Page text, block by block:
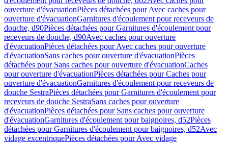
ouverture d'évacuationPièces détachées pour Avec caches pour
ouverture d'évacuationGarnitures d'écoulement pour receveurs de
douche, d90Pièces détachées pour Garnitures d'écoulement pour
receveurs de douche, d90Avec caches pour ouverture
d'évacuationPièces détachées pour Avec caches pour ouverture
d'évacuationSans caches pour ouverture d'évacuationPièces
détachées pour Sans caches pour ouverture d'évacuationCaches
pour ouverture d'évacuationPièces détachées pour Caches pour
ouverture d'évacuationGarnitures d'écoulement pour receveurs de
douche SestraPièces détachées pour Garnitures d'écoulement pour
receveurs de douche SestraSans caches pour ouverture
d'évacuationPièces détachées pour Sans caches pour ouverture
d'évacuationGarnitures d'écoulement pour baignoires, d52Pièces
détachées pour Garnitures d'écoulement pour baignoires, d52Avec
vidage excentriquePièces détachées pour Avec vidage